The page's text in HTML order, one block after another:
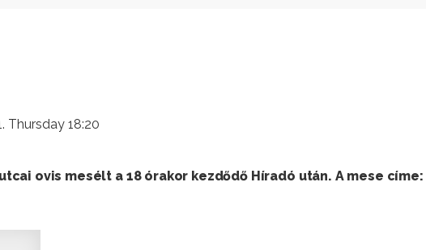
Thursday 18:20
ovis mesélt a 18 órakor kezdődő Híradó után. A mese címe: